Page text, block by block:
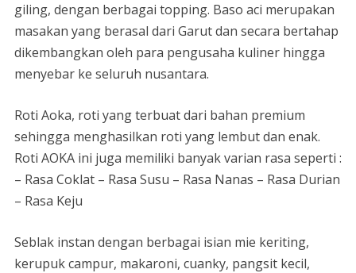
giling, dengan berbagai topping. Baso aci merupakan
masakan yang berasal dari Garut dan secara bertahap
dikembangkan oleh para pengusaha kuliner hingga
menyebar ke seluruh nusantara.
Roti Aoka, roti yang terbuat dari bahan premium
sehingga menghasilkan roti yang lembut dan enak.
Roti AOKA ini juga memiliki banyak varian rasa seperti :
– Rasa Coklat – Rasa Susu – Rasa Nanas – Rasa Durian
– Rasa Keju
Seblak instan dengan berbagai isian mie keriting,
kerupuk campur, makaroni, cuanky, pangsit kecil,